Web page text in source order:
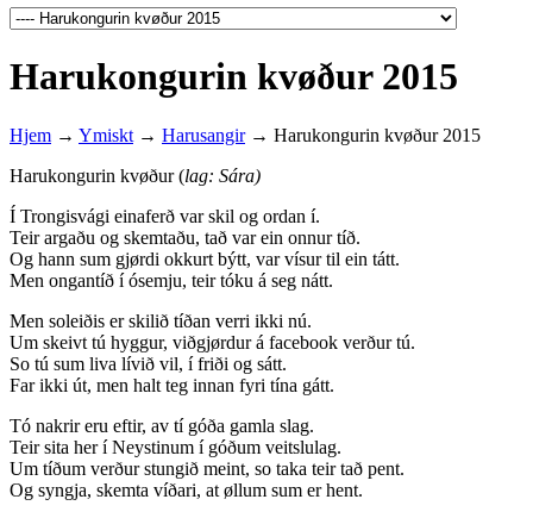
Harukongurin kvøður 2015
Hjem → Ymiskt → Harusangir→ Harukongurin kvøður 2015
Harukongurin kvøður (lag: Sára)
Í Trongisvági einaferð var skil og ordan í.
Teir argaðu og skemtaðu, tað var ein onnur tíð.
Og hann sum gjørdi okkurt býtt, var vísur til ein tátt.
Men ongantíð í ósemju, teir tóku á seg nátt.
Men soleiðis er skilið tíðan verri ikki nú.
Um skeivt tú hyggur, viðgjørdur á facebook verður tú.
So tú sum liva lívið vil, í friði og sátt.
Far ikki út, men halt teg innan fyri tína gátt.
Tó nakrir eru eftir, av tí góða gamla slag.
Teir sita her í Neystinum í góðum veitslulag.
Um tíðum verður stungið meint, so taka teir tað pent.
Og syngja, skemta víðari, at øllum sum er hent.